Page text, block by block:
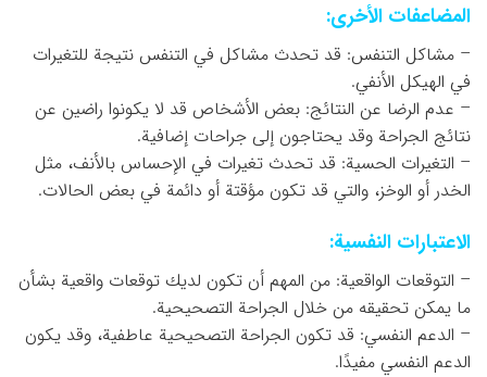
المضاعفات الأخرى:
– مشاكل التنفس: قد تحدث مشاكل في التنفس نتيجة للتغيرات
في الهيكل الأنفي.
– عدم الرضا عن النتائج: بعض الأشخاص قد لا يكونوا راضين عن
نتائج الجراحة وقد يحتاجون إلى جراحات إضافية.
– التغيرات الحسية: قد تحدث تغيرات في الإحساس بالأنف، مثل
الخدر أو الوخز، والتي قد تكون مؤقتة أو دائمة في بعض الحالات.
الاعتبارات النفسية:
– التوقعات الواقعية: من المهم أن تكون لديك توقعات واقعية بشأن
ما يمكن تحقيقه من خلال الجراحة التصحيحية.
– الدعم النفسي: قد تكون الجراحة التصحيحية عاطفية، وقد يكون
الدعم النفسي مفيدًا.